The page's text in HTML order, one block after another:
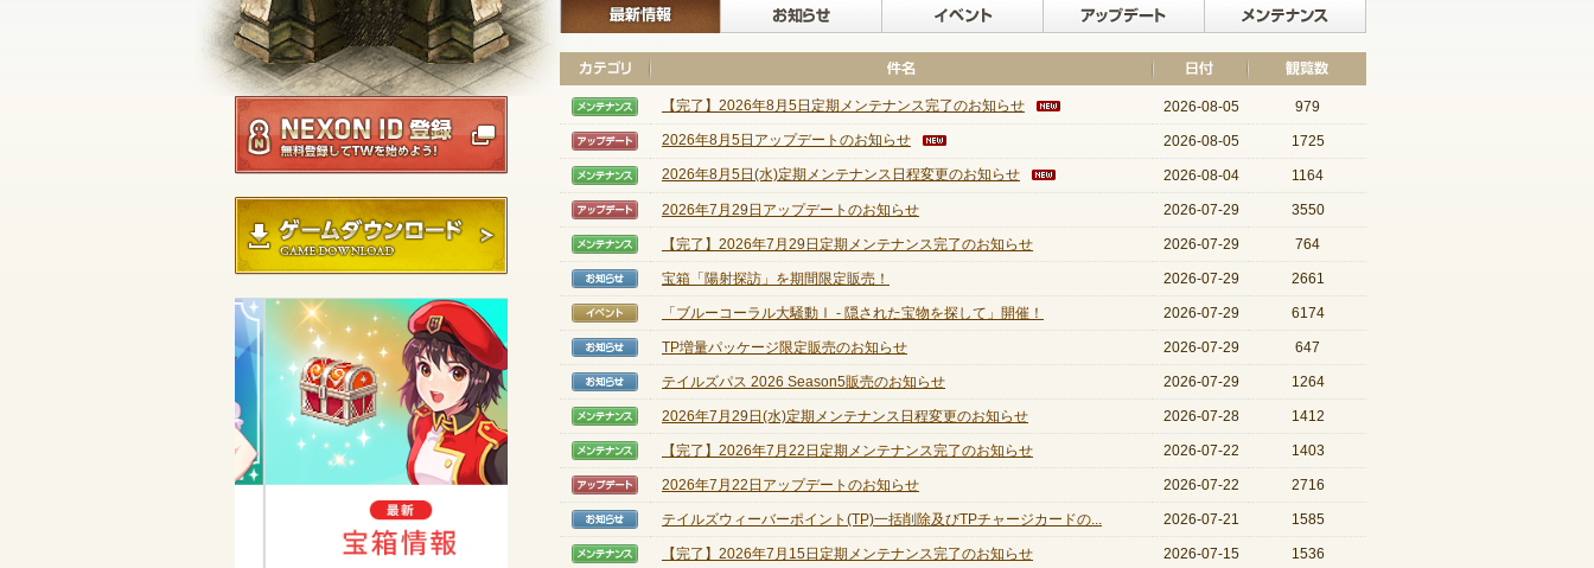
NEXON ID登録
ゲームダウンロード
最新情報 お知らせ イベント アップデート
【メンテナンス】
【完了】2026年8月5日定期メンテナンス完了のお知らせ 2026-08-05 979
【アップデート】
2026年8月5日アップデートのお知らせ 2026-08-05 1725
【メンテナンス】
2026年8月5日(水)定期メンテナンス日程変更のお知らせ 2026-08-04 1164
【アップデート】
2026年7月29日アップデートのお知らせ 2026-07-29 3550
【メンテナンス】
【完了】2026年7月29日定期メンテナンス完了のお知らせ 2026-07-29 764
【お知らせ】
宝箱「陽射探訪」を期間限定販売！ 2026-07-29 2661
【イベント】
「ブルーコーラル大騒動Ⅰ - 隠された宝物を探して」開催！ 2026-07-29 6174
【お知らせ】
TP増量パッケージ限定販売のお知らせ 2026-07-29 647
【お知らせ】
テイルズパス 2026 Season5販売のお知らせ 2026-07-29 1264
【メンテナンス】
2026年7月29日(水)定期メンテナンス日程変更のお知らせ 2026-07-28 1412
【メンテナンス】
【完了】2026年7月22日定期メンテナンス完了のお知らせ 2026-07-22 1403
【アップデート】
2026年7月22日アップデートのお知らせ 2026-07-22 2716
【お知らせ】
テイルズウィーバーポイント(TP)一括削除及びTPチャージカードの... 2026-07-21 1585
【メンテナンス】
【完了】2026年7月15日定期メンテナンス完了のお知らせ 2026-07-15 1536